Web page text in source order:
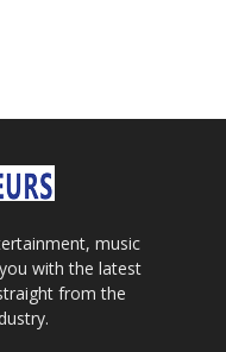
music
with the latest
from the